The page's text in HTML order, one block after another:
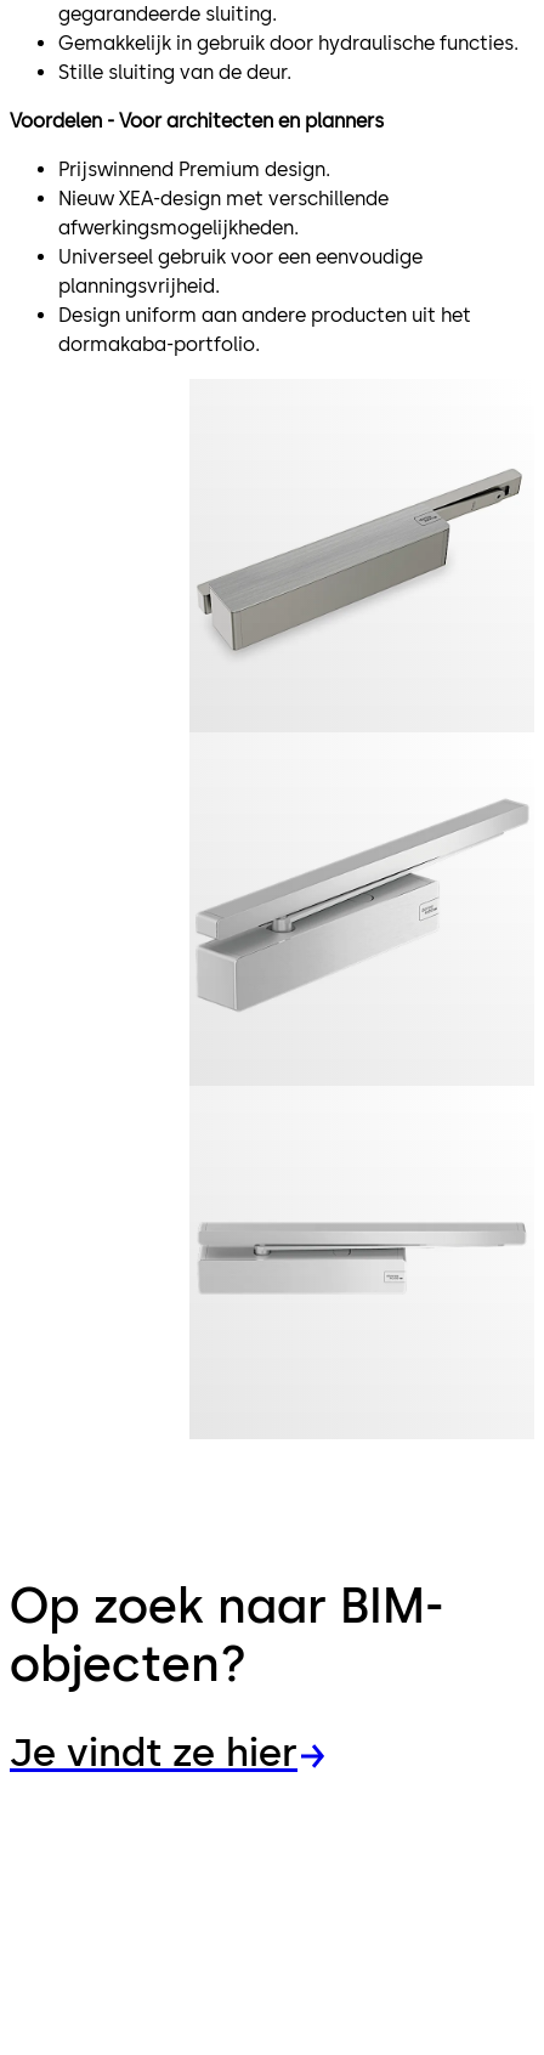
gegarandeerde sluiting.
Gemakkelijk in gebruik door hydraulische functies.
Stille sluiting van de deur.
Voordelen - Voor architecten en planners
Prijswinnend Premium design.
Nieuw XEA-design met verschillende
afwerkingsmogelijkheden.
Universeel gebruik voor een eenvoudige
planningsvrijheid.
Design uniform aan andere producten uit het
dormakaba-portfolio.
Op zoek naar BIM-
objecten?
Je vindt ze hier